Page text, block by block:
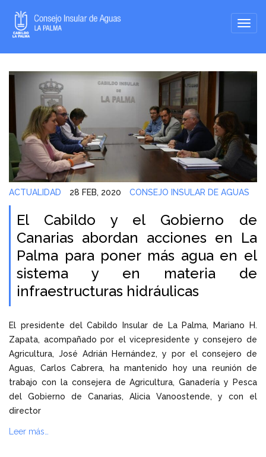
ACTUALIDAD 28 FEB, 2020 CONSEJO INSULAR DE AGUAS
El Cabildo y el Gobierno de
Canarias abordan acciones en La
Palma para poner más agua en el
sistema y en materia de
infraestructuras hidráulicas
El presidente del Cabildo Insular de La Palma, Mariano H.
Zapata, acompañado por el vicepresidente y consejero de
Agricultura, José Adrián Hernández, y por el consejero de
Aguas, Carlos Cabrera, ha mantenido hoy una reunión de
trabajo con la consejera de Agricultura, Ganadería y Pesca
del Gobierno de Canarias, Alicia Vanoostende, y con el
director
Leer más…